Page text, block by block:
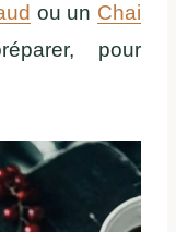
ou un Chai
pour